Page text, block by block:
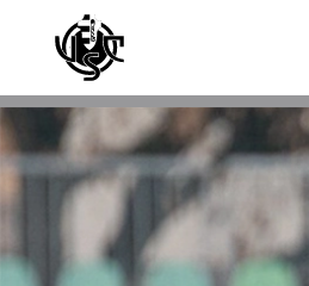
Skip to main content